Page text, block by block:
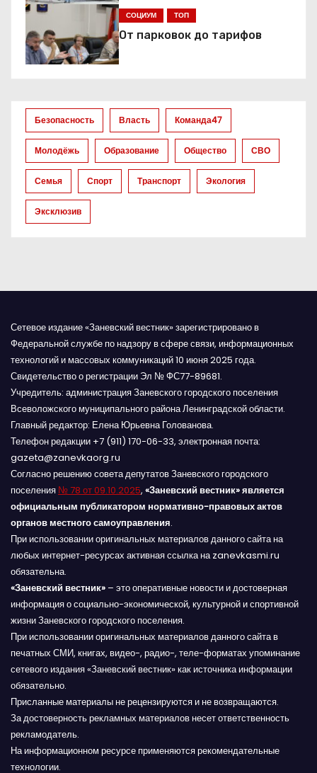
я
п
м
СОЦИУМ ТОП
От парковок до тарифов
Безопасность Власть Команда47
Молодёжь Образование Общество СВО
Семья Спорт Транспорт Экология
Эксклюзив
Сетевое издание «Заневский вестник» зарегистрировано в
Федеральной службе по надзору в сфере связи, информационных
технологий и массовых коммуникаций 10 июня 2025 года.
Свидетельство о регистрации Эл № ФС77-89681.
Учредитель: администрация Заневского городского поселения
Всеволожского муниципального района Ленинградской области.
Главный редактор: Елена Юрьевна Голованова.
Телефон редакции +7 (911) 170-06-33, электронная почта:
gazeta@zanevkaorg.ru
Согласно решению совета депутатов Заневского городского
поселения № 78 от 09.10.2025, «Заневский вестник» является
официальным публикатором нормативно-правовых актов
органов местного самоуправления.
При использовании оригинальных материалов данного сайта на
любых интернет-ресурсах активная ссылка на zanevkasmi.ru
обязательна.
«Заневский вестник» – это оперативные новости и достоверная
информация о социально-экономической, культурной и спортивной
жизни Заневского городского поселения.
При использовании оригинальных материалов данного сайта в
печатных СМИ, книгах, видео-, радио-, теле-форматах упоминание
сетевого издания «Заневский вестник» как источника информации
обязательно.
Присланные материалы не рецензируются и не возвращаются.
За достоверность рекламных материалов несет ответственность
рекламодатель.
На информационном ресурсе применяются рекомендательные
технологии.